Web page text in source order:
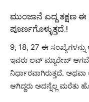
ಮುಂಜಾನೆ ಎದ್ದ ತಕ್ಷಣ
ಪೂರ್ಣಗೊಳ್ಳುತ್ತದೆ.!
9, 18, 27 ಈ
ಇವರು ಲವ್ ಮ್ಯಾರೇಜ್
ನಿರ್ಧಾರವಾಗಿರುತ್ತದೆ.
ಆಗಿದ್ದರು ಅದನ್ನೆಲ್ಲ ಮರೆತು